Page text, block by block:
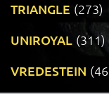
TRIANGLE (273)
UNIROYAL (311)
VREDESTEIN